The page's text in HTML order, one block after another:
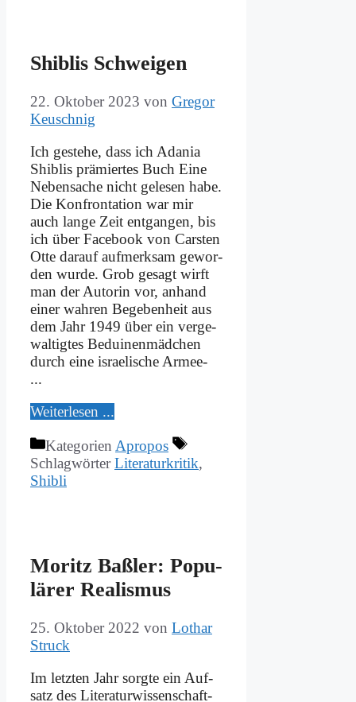
Shib­lis Schwei­gen
22. Oktober 2023 von Gregor
Keuschnig
Ich ge­ste­he, dass ich Ada­nia
Shib­lis prä­mier­tes Buch Ei­ne
Ne­ben­sa­che nicht ge­le­sen ha­be.
Die Kon­fron­ta­ti­on war mir
auch lan­ge Zeit ent­gan­gen, bis
ich über Face­book von Car­sten
Ot­te dar­auf auf­merk­sam ge­wor­
den wur­de. Grob ge­sagt wirft
man der Au­torin vor, an­hand
ei­ner wah­ren Be­ge­ben­heit aus
dem Jahr 1949 über ein ver­ge­
wal­tig­tes Be­dui­nen­mäd­chen
durch ei­ne is­rae­li­sche Ar­­mee-
...
Wei­ter­le­sen ...
Kategorien Apropos
SchlagwörterLiteraturkritik,
Shibli
Mo­ritz Baß­ler: Po­pu­
lä­rer Rea­lis­mus
25. Oktober 2022 von Lothar
Struck
Im letz­ten Jahr sorg­te ein Auf­
satz des Li­te­ra­tur­wis­sen­schaft­